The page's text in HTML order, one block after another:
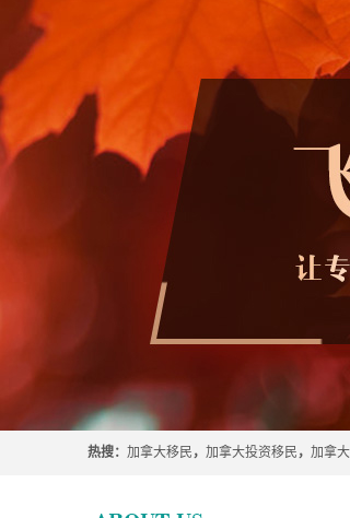
热搜： 加拿大移民 ， 加拿大投资移民 ， 加拿